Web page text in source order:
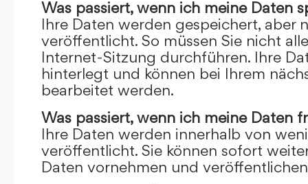
Was passiert, wenn ich meine Daten
Ihre Daten werden gespeichert, aber
veröffentlicht. So müssen Sie nicht
Internet-Sitzung durchführen. Ihre
hinterlegt und können bei Ihrem
bearbeitet werden.
Was passiert, wenn ich meine Daten
Ihre Daten werden innerhalb von
veröffentlicht. Sie können sofort
Daten vornehmen und